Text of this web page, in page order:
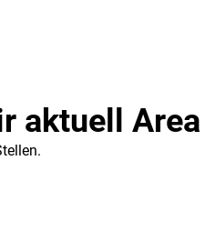
aktuell